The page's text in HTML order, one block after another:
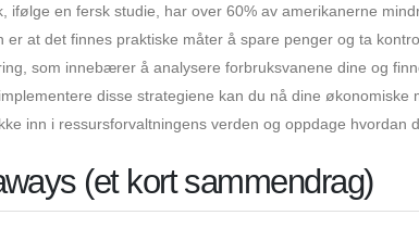
ifølge en fersk studie, har over 60% av amerikanerne
er at det finnes praktiske måter å spare penger og ta
som innebærer å analysere forbruksvanene dine og
disse strategiene kan du nå dine
inn i ressursforvaltningens verden og oppdage hvordan
(et kort sammendrag)